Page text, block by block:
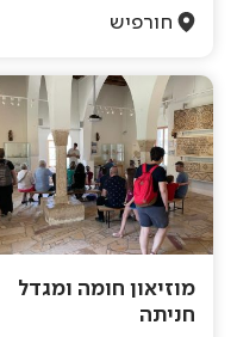
חורפיש
מוזיאון חומה ומגדל
חניתה